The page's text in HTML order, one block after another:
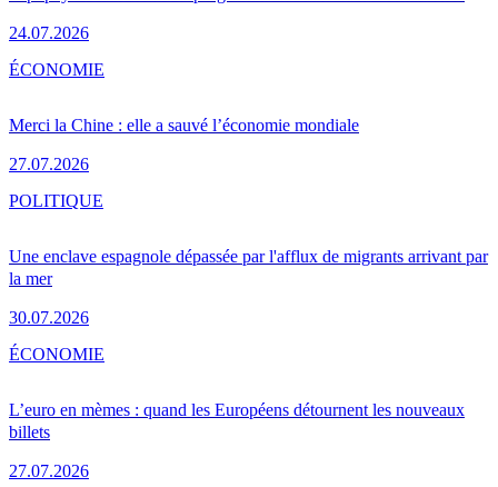
24.07.2026
Merci la Chine : elle a sauvé l’économie mondiale
27.07.2026
ÉCONOMIE
Une enclave espagnole dépassée par l'afflux de migrants arrivant par
la mer
30.07.2026
POLITIQUE
L’euro en mèmes : quand les Européens détournent les nouveaux
billets
27.07.2026
ÉCONOMIE